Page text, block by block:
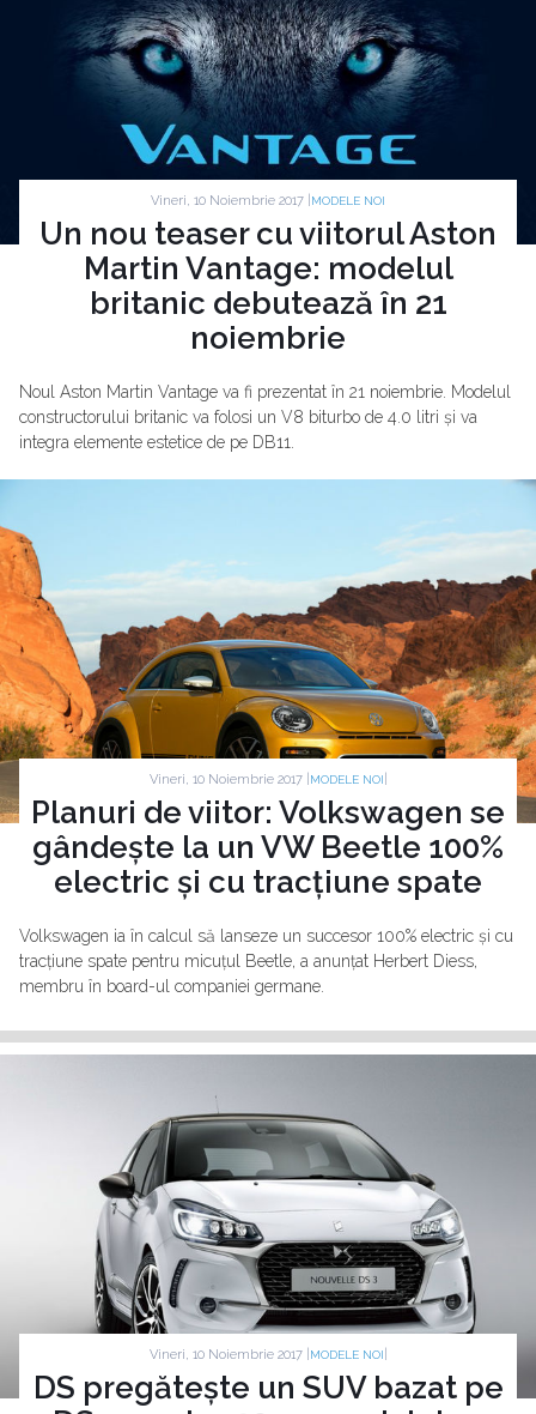
Vineri, 10 Noiembrie 2017 | MODELE NOI
Un nou teaser cu viitorul Aston
Martin Vantage: modelul
britanic debutează în 21
noiembrie
Noul Aston Martin Vantage va fi prezentat în 21 noiembrie. Modelul
constructorului britanic va folosi un V8 biturbo de 4.0 litri și va
integra elemente estetice de pe DB11.
Vineri, 10 Noiembrie 2017 | MODELE NOI
Planuri de viitor: Volkswagen se
gândește la un VW Beetle 100%
electric și cu tracțiune spate
Volkswagen ia în calcul să lanseze un succesor 100% electric și cu
tracțiune spate pentru micuțul Beetle, a anunțat Herbert Diess,
membru în board-ul companiei germane.
Vineri, 10 Noiembrie 2017 | MODELE NOI
DS pregătește un SUV bazat pe